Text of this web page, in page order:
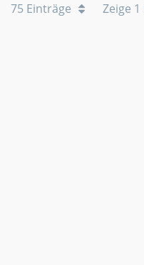
75 Einträge Zeige